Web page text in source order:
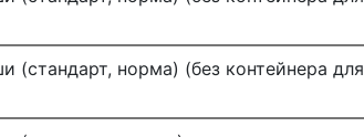
(стандарт, норма) (без контейнера для